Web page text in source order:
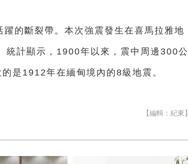
的斷裂帶。本次強震發生在喜馬拉雅地
統計顯示，1900年以來，震中周邊300公
是1912年在緬甸境內的8級地震。
【編輯：紀東】